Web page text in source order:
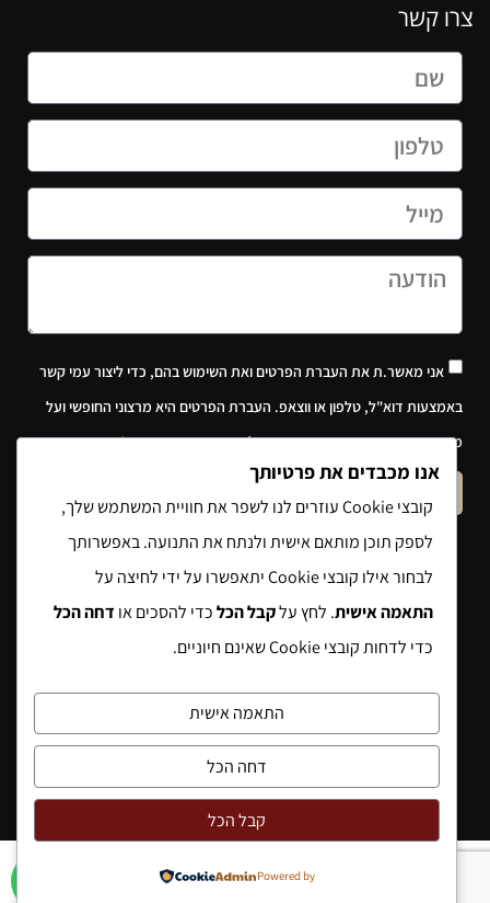
צרו קשר
אני מאשר.ת את העברת הפרטים ואת השימוש בהם, כדי ליצור עמי קשר
באמצעות דוא"ל, טלפון או ווצאפ. העברת הפרטים היא מרצוני החופשי ועל
מסירת הפרטים והשימוש במידע תחולמדיניות הפרטיות של האתר.
שלח הודעה
אנו מכבדים את פרטיותך
קובצי Cookie עוזרים לנו לשפר את חוויית המשתמש שלך,
לספק תוכן מותאם אישית ולנתח את התנועה. באפשרותך
לבחור אילו קובצי Cookie יתאפשרו על ידי לחיצה על
התאמה אישית. לחץ עלקבל הכלכדי להסכים או דחה הכל
כדי לדחות קובצי Cookie שאינם חיוניים.
התאמה אישית
דחה הכל
קבל הכל
Powered by